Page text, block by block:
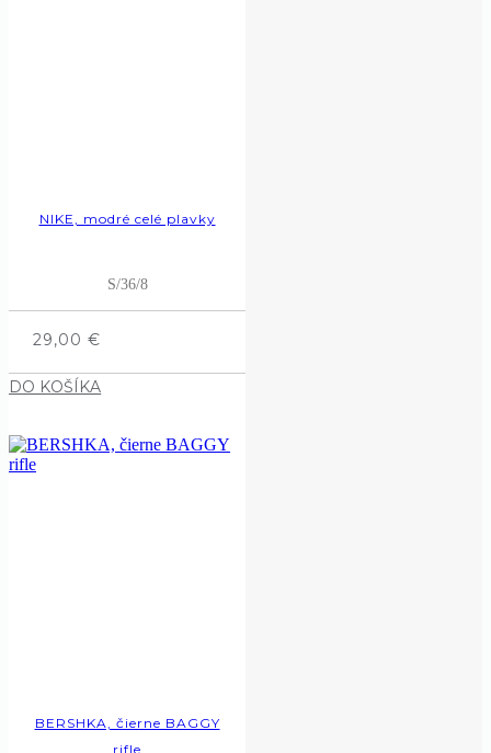
NIKE, modré celé plavky
S/36/8
29,00 €
DO KOŠÍKA
BERSHKA, čierne BAGGY
rifle